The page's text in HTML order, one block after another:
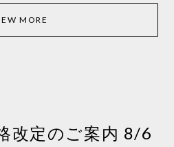
ご相談ください。
改定のご案内 8/6